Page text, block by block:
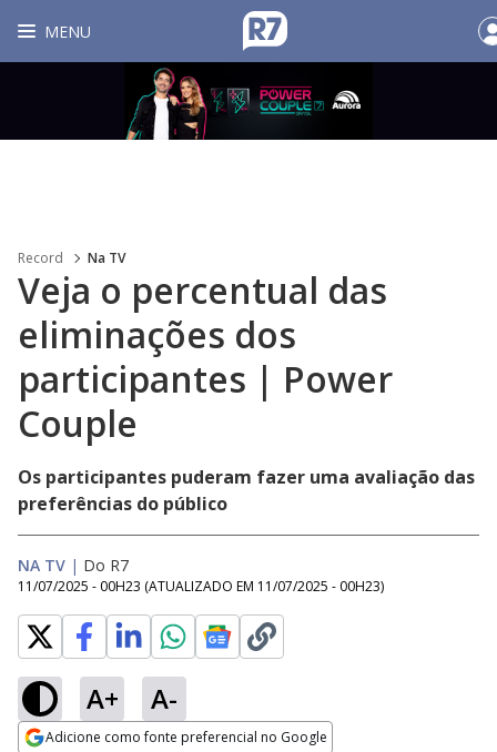
MENU
Record Na TV
Veja o percentual das
eliminações dos
participantes | Power
Couple
Os participantes puderam fazer uma avaliação das
preferências do público
NA TV | Do R7
11/07/2025 - 00H23 (ATUALIZADO EM 11/07/2025 - 00H23)
A+ A-
Adicione como fonte preferencial no Google
explore